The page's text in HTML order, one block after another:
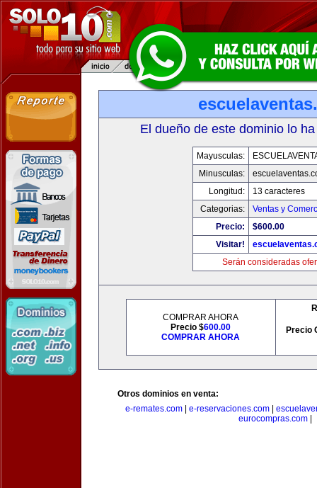
El dueño de este dominio lo
Mayusculas:
Minusculas:
Longitud:
13 caracteres
Categorias:
Ventas y
Precio:
$600.00
Visitar!
Serán consideradas
COMPRAR AHORA
Precio $600.00
COMPRAR AHORA
Precio
Otros dominios en venta:
e-remates.com| e-reservaciones.com|
eurocompras.com